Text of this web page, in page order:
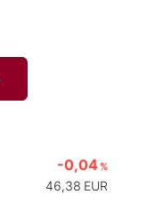
-0,04 %
46,38 EUR